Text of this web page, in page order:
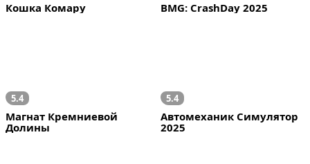
Кошка Комару BMG: CrashDay 2025
5.4
Магнат Кремниевой
Долины
5.4
Автомеханик Симулятор
2025